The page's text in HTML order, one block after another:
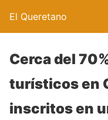
El Queretano
Cerca del
turísticos en
inscritos en